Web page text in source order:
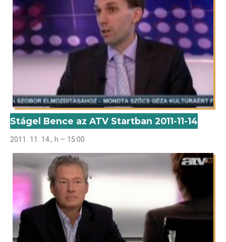
Stágel Bence az ATV Startban 2011-11-14
2011. 11. 14., h – 15:00